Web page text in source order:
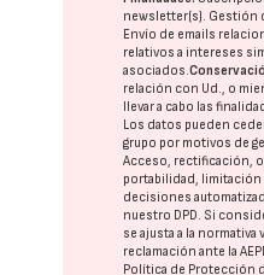
newsletter(s). Gestión
Envío de emails
relativos a intereses
asociados.
relación con Ud., o
llevar a cabo las
Los datos pueden
grupo por motivos de
Acceso, rectificación,
portabilidad, limitación
decisiones
nuestro DPD. Si
se ajusta a la
reclamación ante la
Política de Protección